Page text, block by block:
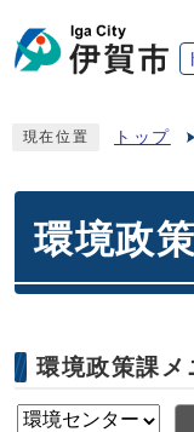
現在位置 トップ
環境政
環境政策課メ